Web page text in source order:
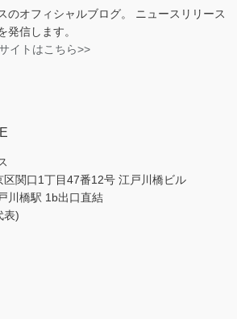
のオフィシャルブログ。 ニュースリリース
発信します。
イトはこちら>>
関口1丁目47番12号 江戸川橋ビル
川橋駅 1b出口直結
表)